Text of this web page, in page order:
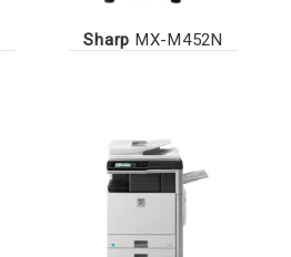
Sharp MX-M452N